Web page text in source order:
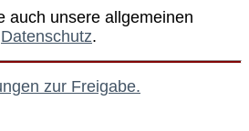
auch unsere allgemeinen
Datenschutz.
zur Freigabe.